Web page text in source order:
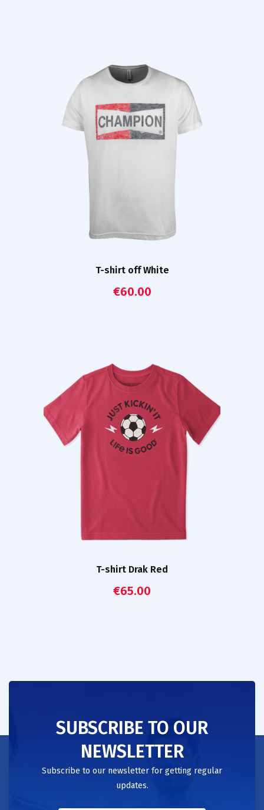
T-shirt off White
€60.00
T-shirt Drak Red
€65.00
SUBSCRIBE TO OUR
NEWSLETTER
Subscribe to our newsletter for getting regular
updates.